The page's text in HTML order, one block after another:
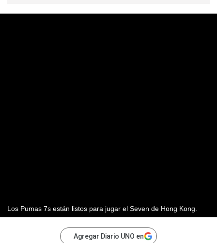
Los Pumas 7s están listos para jugar el Seven de Hong Kong.
Agregar Diario UNO en